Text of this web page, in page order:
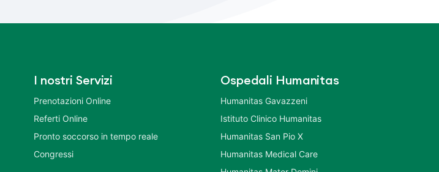
I nostri Servizi
Prenotazioni Online
Referti Online
Pronto soccorso in tempo reale
Congressi
Ospedali Humanitas
Humanitas Gavazzeni
Istituto Clinico Humanitas
Humanitas San Pio X
Humanitas Medical Care